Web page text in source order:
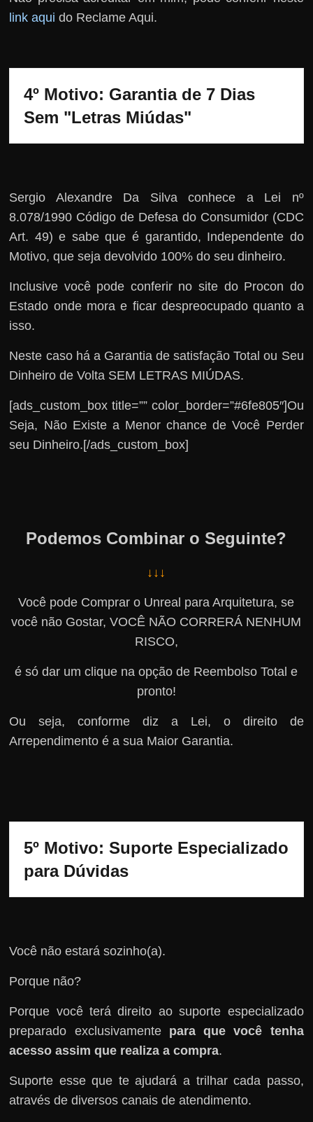
link aqui do Reclame Aqui.
4º Motivo: Garantia de 7 Dias
Sem "Letras Miúdas"
Sergio Alexandre Da Silva conhece a Lei nº
8.078/1990 Código de Defesa do Consumidor (CDC
Art. 49) e sabe que é garantido, Independente do
Motivo, que seja devolvido 100% do seu dinheiro.
Inclusive você pode conferir no site do Procon do
Estado onde mora e ficar despreocupado quanto a
isso.
Neste caso há a Garantia de satisfação Total ou Seu
Dinheiro de Volta SEM LETRAS MIÚDAS.
[ads_custom_box title=”” color_border=”#6fe805″]Ou
Seja, Não Existe a Menor chance de Você Perder
seu Dinheiro.[/ads_custom_box]
Podemos Combinar o Seguinte?
↓↓↓
Você pode Comprar o Unreal para Arquitetura, se
você não Gostar, VOCÊ NÃO CORRERÁ NENHUM
RISCO,
é só dar um clique na opção de Reembolso Total e
pronto!
Ou seja, conforme diz a Lei, o direito de
Arrependimento é a sua Maior Garantia.
5º Motivo: Suporte Especializado
para Dúvidas
Você não estará sozinho(a).
Porque não?
Porque você terá direito ao suporte especializado
preparado exclusivamente para que você tenha
acesso assim que realiza a compra.
Suporte esse que te ajudará a trilhar cada passo,
através de diversos canais de atendimento.